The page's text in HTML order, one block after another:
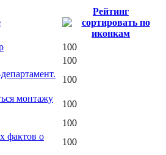
Рейтинг
100
100
100
монтажу
100
100
фактов о
100